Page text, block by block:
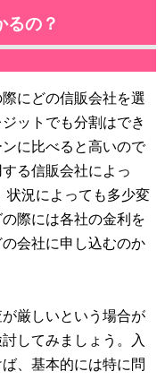
るの？
にどの信販会社を選
ットでも分割はでき
に比べると高いので
る信販会社によっ
状況によっても多少変
際には各社の金利を
会社に申し込むのか
厳しいという場合が
してみましょう。入
、基本的には特に問